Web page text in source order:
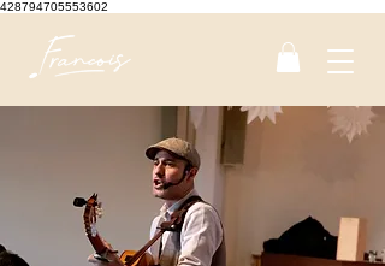
428794705553602